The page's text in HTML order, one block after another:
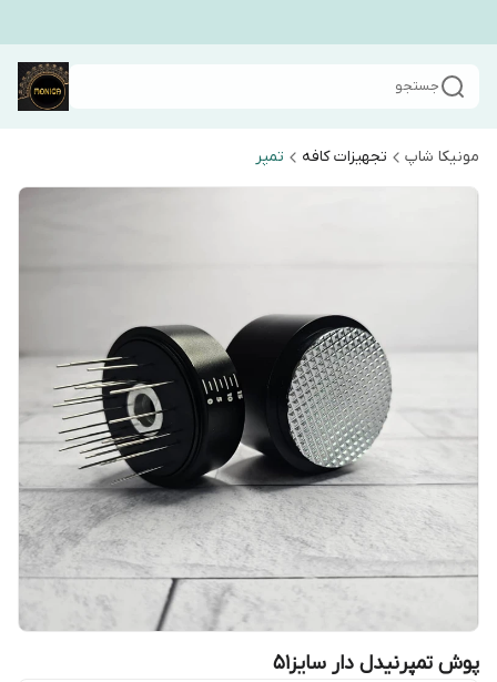
جستجو
مونیکا شاپ تجهیزات کافه تمپر
پوش تمپرنیدل دار سایز۵۱